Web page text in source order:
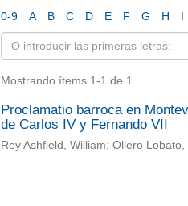
0-9 A B C D E F G H I
Mostrando ítems 1-1 de 1
Proclamatio barroca en
de Carlos IV y Fernando VII
Rey Ashfield, William; Ollero Lobato,